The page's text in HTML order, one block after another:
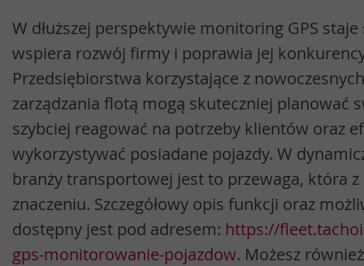
W dłuższej perspektywie monitoring GPS
wspiera rozwój firmy i poprawia jej
Przedsiębiorstwa korzystające z
zarządzania flotą mogą skuteczniej planować
szybciej reagować na potrzeby klientów oraz
wykorzystywać posiadane pojazdy. W
branży transportowej jest to przewaga, która
znaczeniu. Szczegółowy opis funkcji oraz
dostępny jest pod adresem: https://
gps-monitorowanie-pojazdow. Możesz